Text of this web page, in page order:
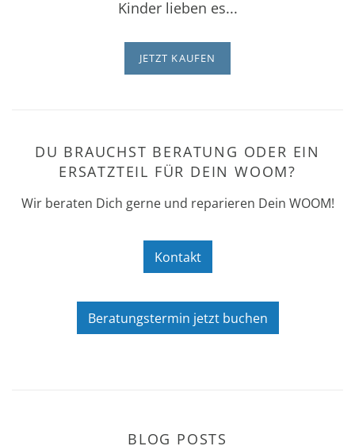
Kinder lieben es...
JETZT KAUFEN
DU BRAUCHST BERATUNG ODER EIN
ERSATZTEIL FÜR DEIN WOOM?
Wir beraten Dich gerne und reparieren Dein WOOM!
Kontakt
Beratungstermin jetzt buchen
BLOG POSTS